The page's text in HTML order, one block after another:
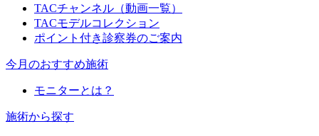
TACチャンネル（動画一覧）
TACモデルコレクション
ポイント付き診察券のご案内
今月のおすすめ施術
モニターとは？
施術から探す